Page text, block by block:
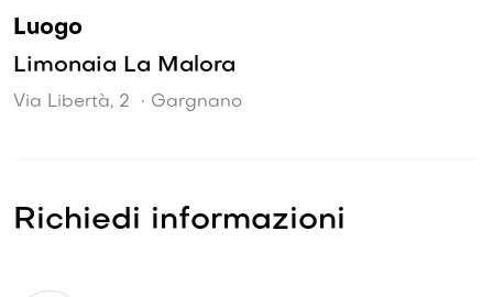
Luogo
Limonaia La Malora
Via Libertà, 2 • Gargnano
Richiedi informazioni